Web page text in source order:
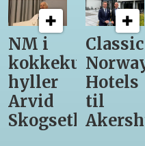
Classic
Norway
Hotels
til
Akershus
Fra
til